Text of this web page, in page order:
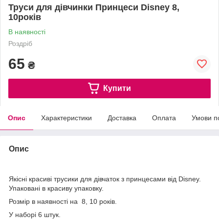
Труси для дівчинки Принцеси Disney 8,
10років
В наявності
Роздріб
65 ₴
Купити
Опис Характеристики Доставка Оплата Умови
Опис
Якісні красиві трусики для дівчаток з принцесами від Disney.
Упаковані в красиву упаковку.
Розмір в наявності на 8, 10 років.
У наборі 6 штук.